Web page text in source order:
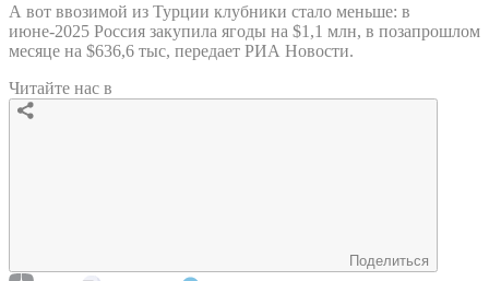
А вот ввозимой из Турции клубники стало меньше: в
июне-2025 Россия закупила ягоды на $1,1 млн, в позапрошлом
месяце на $636,6 тыс, передает РИА Новости.
Читайте нас в
Поделиться